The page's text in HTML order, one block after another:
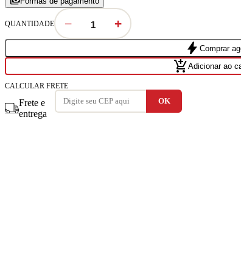
QUANTIDADE − +
bolt Comprar
add_shopping_cartAdicionar ao
CALCULAR FRETE
Frete e
entrega